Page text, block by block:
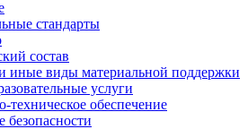
стандарты
состав
иные виды материальной поддержки
услуги
техническое обеспечение
безопасности